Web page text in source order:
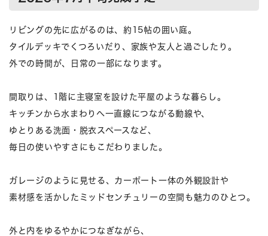
リビングの先に広がるのは、約15帖の囲い庭。
タイルデッキでくつろいだり、家族や友人と過ごしたり。
外での時間が、日常の一部になります。
間取りは、1階に主寝室を設けた平屋のような暮らし。
キッチンから水まわりへ一直線につながる動線や、
ゆとりある洗面・脱衣スペースなど、
毎日の使いやすさにもこだわりました。
ガレージのように見せる、カーポート一体の外観設計や
素材感を活かしたミッドセンチュリーの空間も魅力のひとつ。
外と内をゆるやかにつなぎながら、